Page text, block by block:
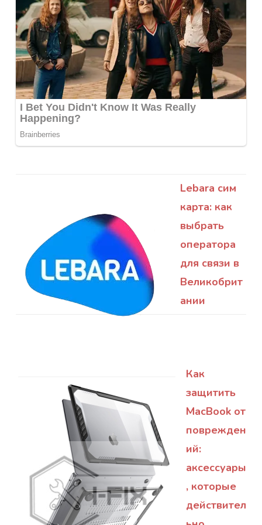
Lebara сим
карта: как
выбрать
оператора
для связи в
Великобрит
ании
Как
защитить
MacBook от
поврежден
ий:
аксессуары
, которые
действител